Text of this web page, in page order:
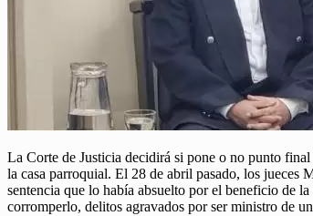
La Corte de Justicia decidirá si pone o no punto
la casa parroquial. El 28 de abril pasado, los
sentencia que lo había absuelto por el beneficio de
corromperlo, delitos agravados por ser ministro de